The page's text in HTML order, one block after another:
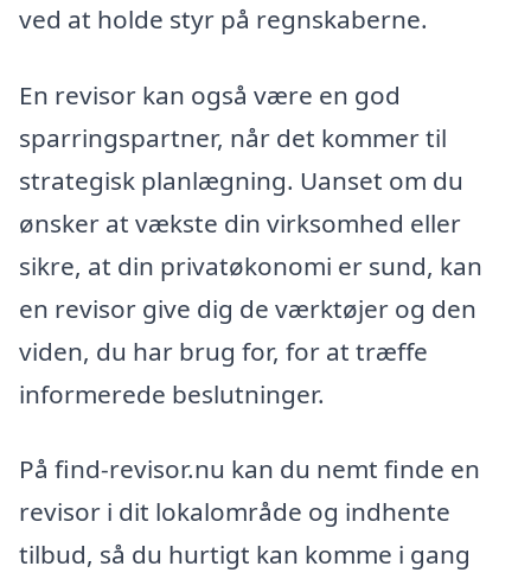
ved at holde styr på regnskaberne.
En revisor kan også være en god
sparringspartner, når det kommer til
strategisk planlægning. Uanset om du
ønsker at vækste din virksomhed eller
sikre, at din privatøkonomi er sund, kan
en revisor give dig de værktøjer og den
viden, du har brug for, for at træffe
informerede beslutninger.
På find-revisor.nu kan du nemt finde en
revisor i dit lokalområde og indhente
tilbud, så du hurtigt kan komme i gang